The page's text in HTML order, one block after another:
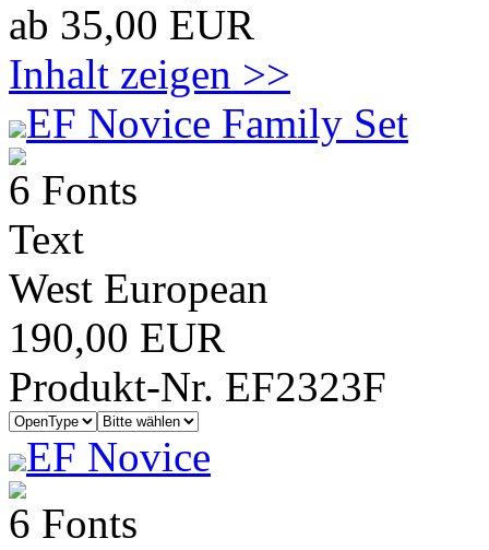
ab 35,00 EUR
Inhalt zeigen >>
EF Novice Family Set
6 Fonts
Text
West European
190,00 EUR
Produkt-Nr. EF2323F
EF Novice
6 Fonts